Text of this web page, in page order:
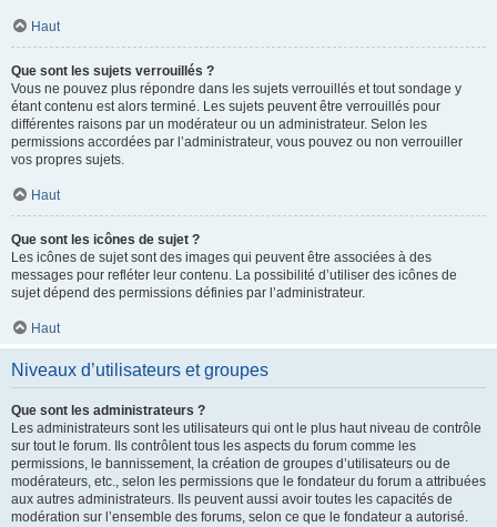
Haut
Que sont les sujets verrouillés ?
Vous ne pouvez plus répondre dans les sujets verrouillés et tout sondage y
étant contenu est alors terminé. Les sujets peuvent être verrouillés pour
différentes raisons par un modérateur ou un administrateur. Selon les
permissions accordées par l’administrateur, vous pouvez ou non verrouiller
vos propres sujets.
Haut
Que sont les icônes de sujet ?
Les icônes de sujet sont des images qui peuvent être associées à des
messages pour refléter leur contenu. La possibilité d’utiliser des icônes de
sujet dépend des permissions définies par l’administrateur.
Haut
Niveaux d’utilisateurs et groupes
Que sont les administrateurs ?
Les administrateurs sont les utilisateurs qui ont le plus haut niveau de contrôle
sur tout le forum. Ils contrôlent tous les aspects du forum comme les
permissions, le bannissement, la création de groupes d’utilisateurs ou de
modérateurs, etc., selon les permissions que le fondateur du forum a attribuées
aux autres administrateurs. Ils peuvent aussi avoir toutes les capacités de
modération sur l’ensemble des forums, selon ce que le fondateur a autorisé.